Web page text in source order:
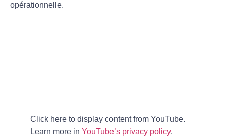
opérationnelle.
Click here to display content from YouTube.
Learn more in YouTube’s privacy policy.